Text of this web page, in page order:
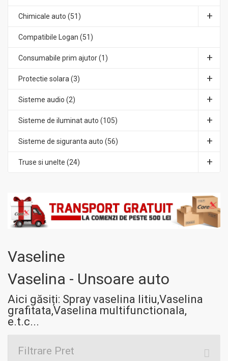
Chimicale auto (51)
Compatibile Logan (51)
Consumabile prim ajutor (1)
Protectie solara (3)
Sisteme audio (2)
Sisteme de iluminat auto (105)
Sisteme de siguranta auto (56)
Truse si unelte (24)
Vaseline
Vaselina - Unsoare auto
Aici găsiți: Spray vaselina litiu,Vaselina
grafitata,Vaselina multifunctionala,
e.t.c...
Filtrare Pret